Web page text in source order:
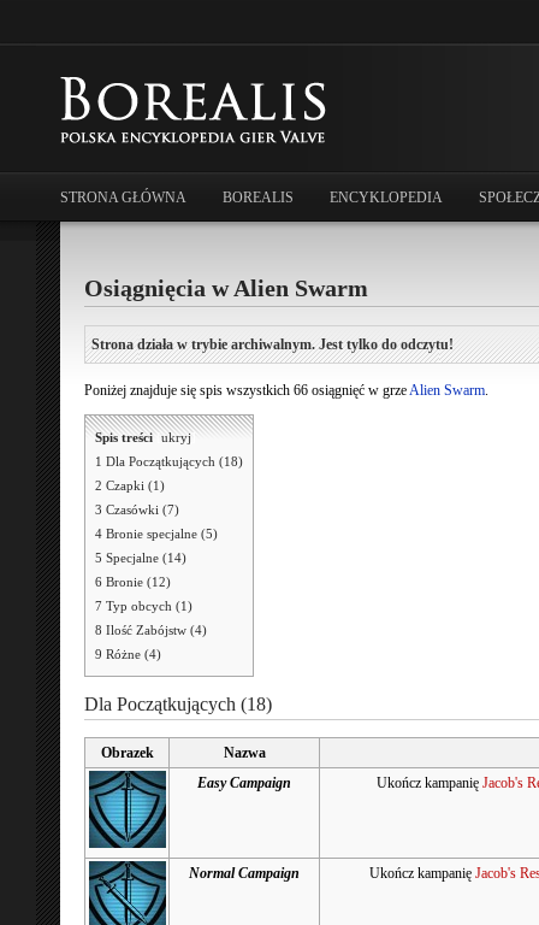
STRONA GŁÓWNA BOREALIS ENCYKLOPEDIA
Osiągnięcia w Alien Swarm
Strona działa w trybie archiwalnym. Jest tylko do odczytu!
Poniżej znajduje się spis wszystkich 66 osiągnięć w grzeAlien Swarm.
Spis treści [ukryj
1 Dla Początkujących (18)
2 Czapki (1)
3 Czasówki (7)
4 Bronie specjalne (5)
5 Specjalne (14)
6 Bronie (12)
7 Typ obcych (1)
8 Ilość Zabójstw (4)
9 Różne (4)
Dla Początkujących (18)
Obrazek
Nazwa
Easy Campaign
Ukończ kampanię Jacob's
Normal Campaign Ukończ kampanię Jacob's